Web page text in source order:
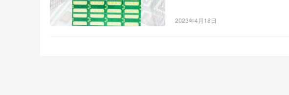
2023年4月18日